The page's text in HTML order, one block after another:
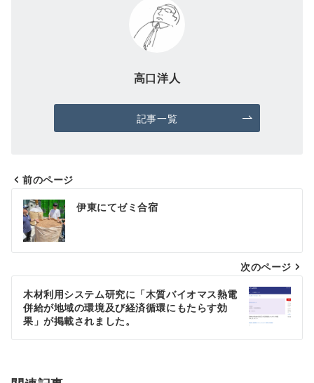
高口洋人
記事一覧
投
稿
ナ
ビ
ゲ
ー
シ
前のページ
伊東にてゼミ合宿
次のページ
木材利用システム研究に「木質バイオマス熱電
併給が地域の環境及び経済循環にもたらす効
果」が掲載されました。